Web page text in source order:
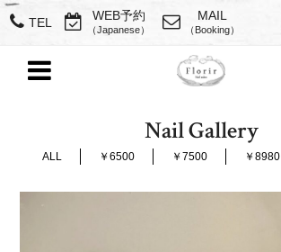
TEL WEB予約
（Japanese）
MAIL
（Booking）
Nail Gallery
ALL ￥6500 ￥7500 ￥8980